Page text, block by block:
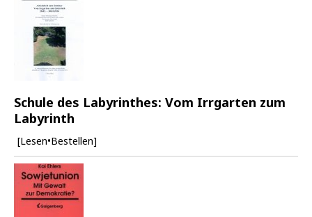
Schule des Labyrinthes: Vom Irrgarten zum
Labyrinth
[Lesen•Bestellen]